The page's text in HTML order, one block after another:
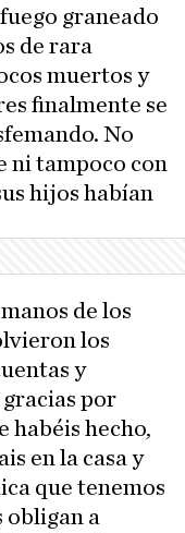
graneado
de rara
muertos y
finalmente se
No
ni tampoco con
hijos habían
de los
los
y
por
habéis hecho,
en la casa y
que tenemos
obligan a